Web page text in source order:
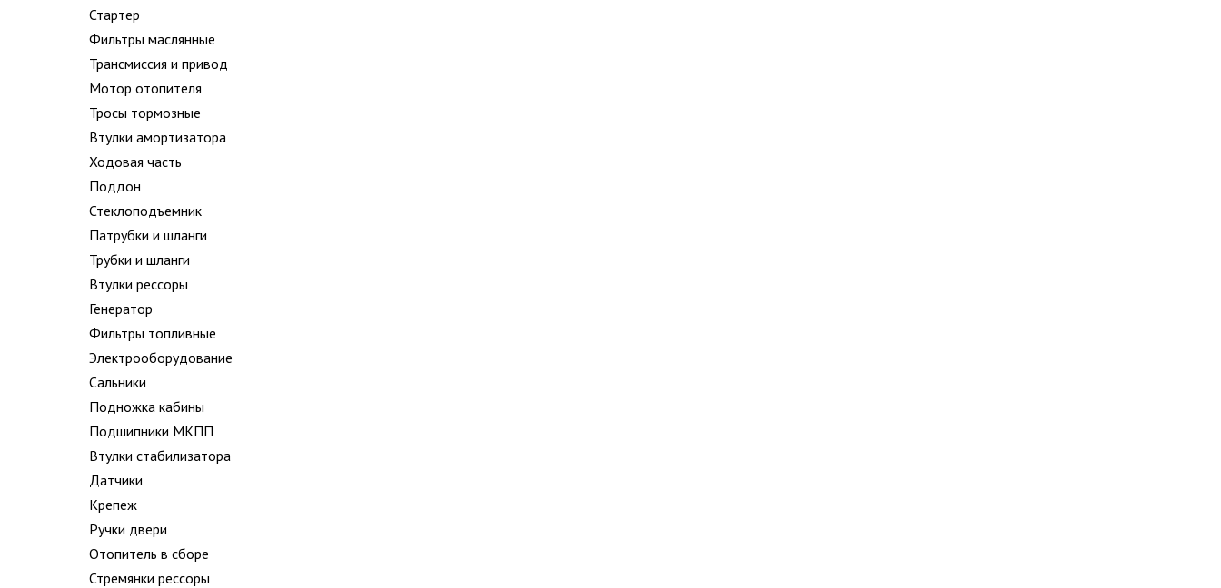
Стартер
Фильтры маслянные
Трансмиссия и привод
Мотор отопителя
Тросы тормозные
Втулки амортизатора
Ходовая часть
Поддон
Стеклоподъемник
Патрубки и шланги
Трубки и шланги
Втулки рессоры
Генератор
Фильтры топливные
Электрооборудование
Сальники
Подножка кабины
Подшипники МКПП
Втулки стабилизатора
Датчики
Крепеж
Ручки двери
Отопитель в сборе
Стремянки рессоры